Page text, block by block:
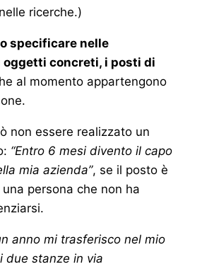
ricerche.)
specificare nelle
concreti, i posti di
al momento appartengono
non essere realizzato un
“Entro 6 mesi divento il capo
mia azienda”, se il posto è
persona che non ha
anno mi trasferisco nel mio
due stanze in via